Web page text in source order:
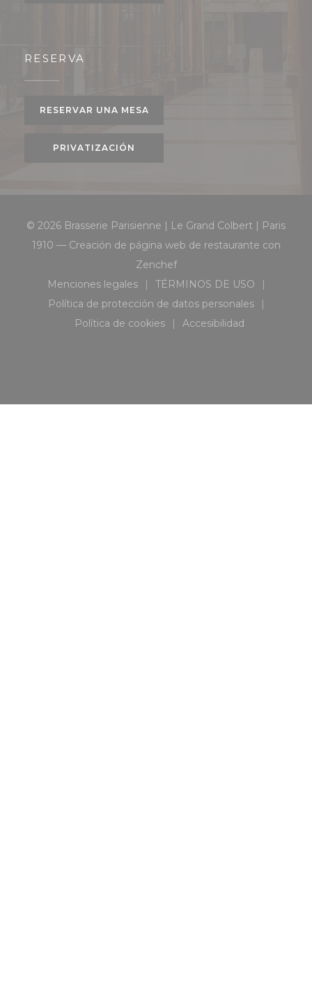
RESERVA
RESERVAR UNA MESA
PRIVATIZACIÓN
© 2026 Brasserie Parisienne | Le Grand Colbert | Paris
1910 — Creación de página web de restaurante con
Zenchef((abre en una nueva
Menciones legales
((abre en una nueva ventana))
TÉRMINOS DE USO
((abre en una
Política de protección de datos personales
((abre en una nueva ventana))
Política de cookies
((abre en una nueva ventana))
Accesibilidad